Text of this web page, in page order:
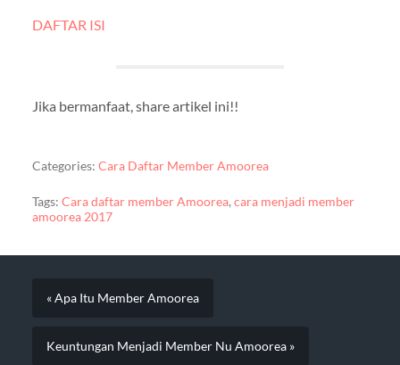
DAFTAR ISI
Jika bermanfaat, share artikel ini!!
Categories: Cara Daftar Member Amoorea
Tags: Cara daftar member Amoorea, cara menjadi member
amoorea 2017
« Apa Itu Member Amoorea
Keuntungan Menjadi Member Nu Amoorea »